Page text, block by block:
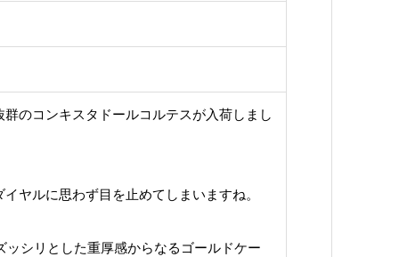
のコンキスタドールコルテスが入荷しまし
ヤルに思わず目を止めてしまいますね。
ッシリとした重厚感からなるゴールドケー